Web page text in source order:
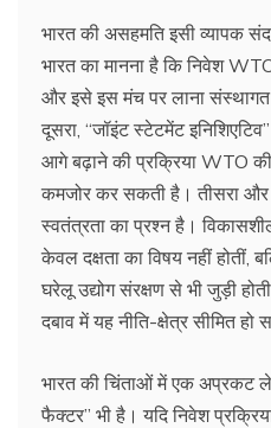
भारत की असहमति इसी व्यापक
भारत का मानना है कि निवेश
और इसे इस मंच पर लाना
दूसरा, “जॉइंट स्टेटमेंट
आगे बढ़ाने की प्रक्रिया WTO की
कमजोर कर सकती है। तीसरा और
स्वतंत्रता का प्रश्न है।
केवल दक्षता का विषय नहीं होतीं,
घरेलू उद्योग संरक्षण से भी जुड़ी
दबाव में यह नीति-क्षेत्र सीमित हो
भारत की चिंताओं में एक अप्रकट
फैक्टर” भी है। यदि निवेश